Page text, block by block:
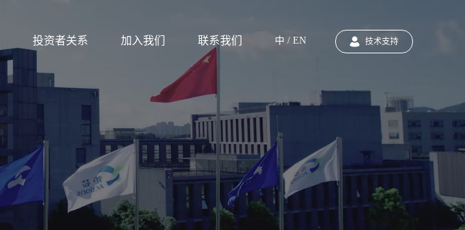
投资者关系 加入我们 联系我们 中 / EN 技术支持